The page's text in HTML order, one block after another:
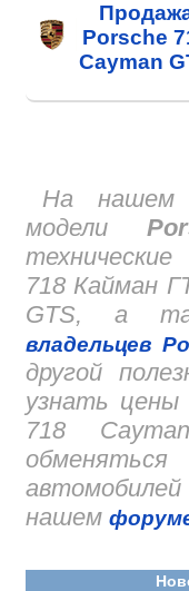
Porsche
Cayman
На нашем
модели
718 Кайман
GTS, а
владельцев
другой
узнать цены
718
нашем